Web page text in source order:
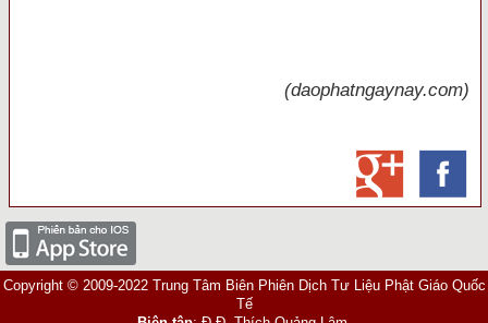
(daophatngaynay.com)
Copyright © 2009-2022 Trung Tâm Biên Phiên Dịch Tư Liệu Phật Giáo Quốc
Tế